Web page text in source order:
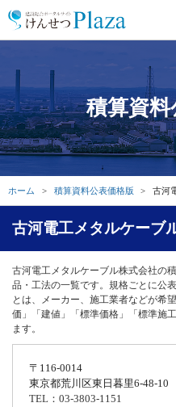
積算資
ホーム 積算資料公表価格版 古河
古河電工メタルケーブ
古河電工メタルケーブル株式会社の
品・工法の一覧です。規格ごとに公
とは、メーカー、施工業者などが希
価」「建値」「標準価格」「標準施
ます。
〒116-0014
東京都荒川区東日暮里6-48-10
TEL：03-3803-1151